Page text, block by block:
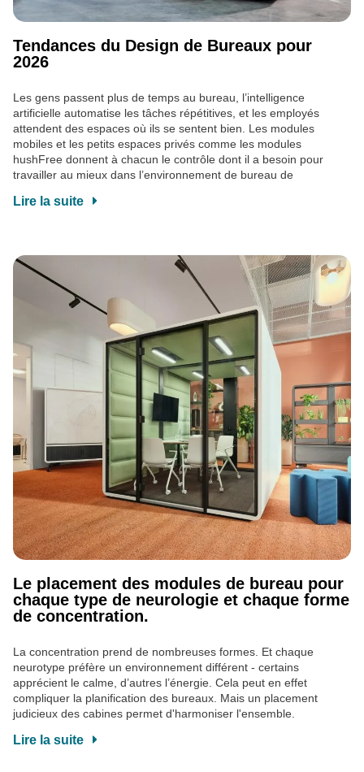
Tendances du Design de Bureaux pour
2026
Les gens passent plus de temps au bureau, l’intelligence
artificielle automatise les tâches répétitives, et les employés
attendent des espaces où ils se sentent bien. Les modules
mobiles et les petits espaces privés comme les modules
hushFree donnent à chacun le contrôle dont il a besoin pour
travailler au mieux dans l’environnement de bureau de
Lire la suite
Le placement des modules de bureau pour
chaque type de neurologie et chaque forme
de concentration.
La concentration prend de nombreuses formes. Et chaque
neurotype préfère un environnement différent - certains
apprécient le calme, d’autres l’énergie. Cela peut en effet
compliquer la planification des bureaux. Mais un placement
judicieux des cabines permet d'harmoniser l'ensemble.
Lire la suite